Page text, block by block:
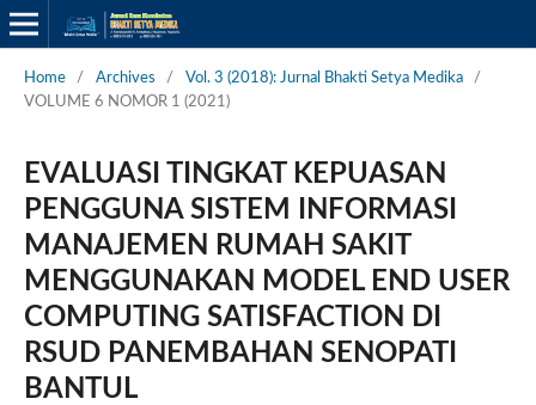
Home / Archives / Vol. 3 (2018): Jurnal Bhakti Setya Medika
/
VOLUME 6 NOMOR 1 (2021)
EVALUASI TINGKAT KEPUASAN
PENGGUNA SISTEM INFORMASI
MANAJEMEN RUMAH SAKIT
MENGGUNAKAN MODEL END USER
COMPUTING SATISFACTION DI
RSUD PANEMBAHAN SENOPATI
BANTUL